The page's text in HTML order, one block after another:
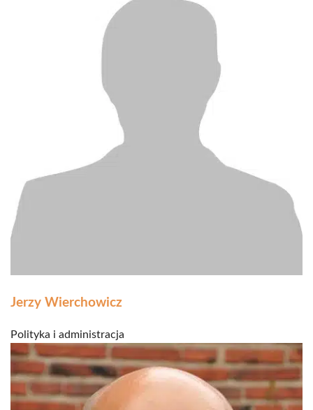
Jerzy Wierchowicz
Polityka i administracja